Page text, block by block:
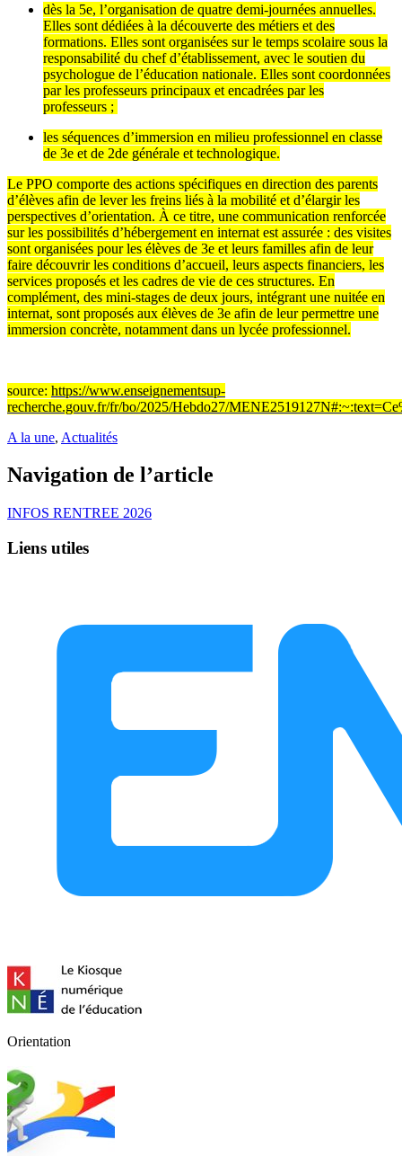
dès la 5e, l’organisation de quatre demi-journées annuelles.
Elles sont dédiées à la découverte des métiers et des
formations. Elles sont organisées sur le temps scolaire sous la
responsabilité du chef d’établissement, avec le soutien du
psychologue de l’éducation nationale. Elles sont coordonnées
par les professeurs principaux et encadrées par les
professeurs ;
les séquences d’immersion en milieu professionnel en classe
de 3e et de 2de générale et technologique.
Le PPO comporte des actions spécifiques en direction des parents
d’élèves afin de lever les freins liés à la mobilité et d’élargir les
perspectives d’orientation. À ce titre, une communication renforcée
sur les possibilités d’hébergement en internat est assurée : des visites
sont organisées pour les élèves de 3e et leurs familles afin de leur
faire découvrir les conditions d’accueil, leurs aspects financiers, les
services proposés et les cadres de vie de ces structures. En
complément, des mini-stages de deux jours, intégrant une nuitée en
internat, sont proposés aux élèves de 3e afin de leur permettre une
immersion concrète, notamment dans un lycée professionnel.
source: https://www.enseignementsup-
recherche.gouv.fr/fr/bo/2025/Hebdo27/
A la une, Actualités
Navigation de l’article
INFOS RENTREE 2026
Liens utiles
Orientation